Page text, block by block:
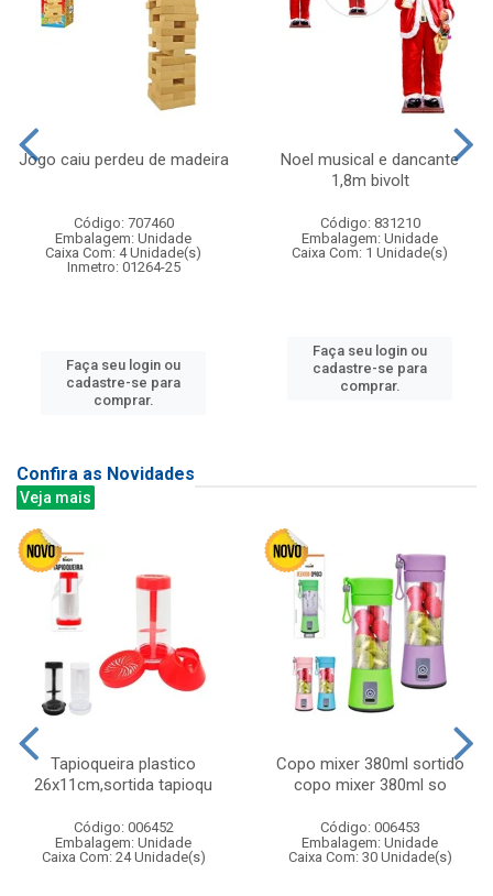
Jogo caiu perdeu de madeira
Código: 707460
Embalagem: Unidade
Caixa Com: 4 Unidade(s)
Inmetro: 01264-25
Faça seu login ou
cadastre-se para
comprar.
Noel musical e dancante
1,8m bivolt
Código: 831210
Embalagem: Unidade
Caixa Com: 1 Unidade(s)
Faça seu login ou
cadastre-se para
comprar.
Confira as Novidades
Veja mais
Tapioqueira plastico
26x11cm,sortida tapioqu
Código: 006452
Embalagem: Unidade
Caixa Com: 24 Unidade(s)
Copo mixer 380ml sortido
copo mixer 380ml so
Código: 006453
Embalagem: Unidade
Caixa Com: 30 Unidade(s)